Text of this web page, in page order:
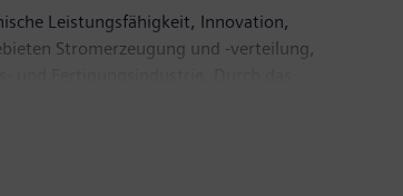
Leistungsfähigkeit, Innovation,
Stromerzeugung und -verteilung,
und Straßenverkehr, gestaltet